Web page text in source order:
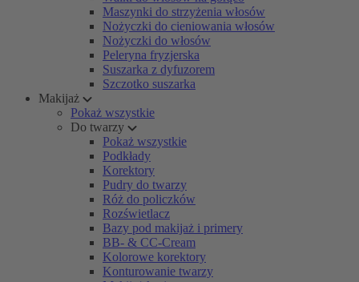
Maszynki do strzyżenia włosów
Nożyczki do cieniowania włosów
Nożyczki do włosów
Peleryna fryzjerska
Suszarka z dyfuzorem
Szczotko suszarka
Makijaż
Pokaż wszystkie
Do twarzy
Pokaż wszystkie
Podkłady
Korektory
Pudry do twarzy
Róż do policzków
Rozświetlacz
Bazy pod makijaż i primery
BB- & CC-Cream
Kolorowe korektory
Konturowanie twarzy